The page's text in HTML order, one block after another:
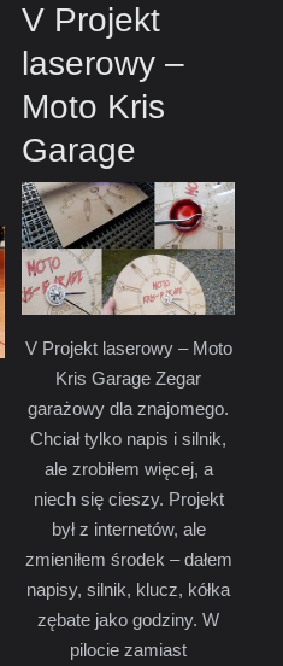
V Projekt
laserowy –
Moto Kris
Garage
V Projekt laserowy – Moto
Kris Garage Zegar
garażowy dla znajomego.
Chciał tylko napis i silnik,
ale zrobiłem więcej, a
niech się cieszy. Projekt
był z internetów, ale
zmieniłem środek – dałem
napisy, silnik, klucz, kółka
zębate jako godziny. W
pilocie zamiast